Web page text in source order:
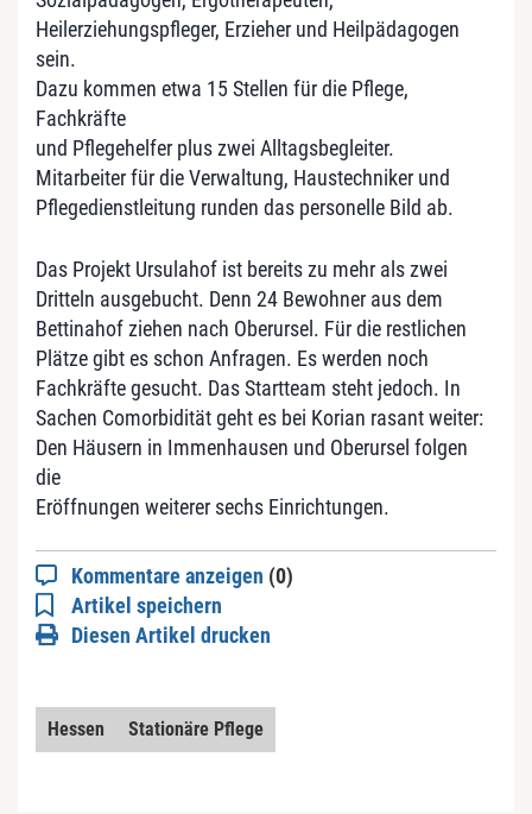
Heilerziehungspfleger, Erzieher und Heilpädagogen
sein.
Dazu kommen etwa 15 Stellen für die Pflege,
Fachkräfte
und Pflegehelfer plus zwei Alltagsbegleiter.
Mitarbeiter für die Verwaltung, Haustechniker und
Pflegedienstleitung runden das personelle Bild ab.
Das Projekt Ursulahof ist bereits zu mehr als zwei
Dritteln ausgebucht. Denn 24 Bewohner aus dem
Bettinahof ziehen nach Oberursel. Für die restlichen
Plätze gibt es schon Anfragen. Es werden noch
Fachkräfte gesucht. Das Startteam steht jedoch. In
Sachen Comorbidität geht es bei Korian rasant weiter:
Den Häusern in Immenhausen und Oberursel folgen
die
Eröffnungen weiterer sechs Einrichtungen.
Kommentare anzeigen (0)
Artikel speichern
Diesen Artikel drucken
Hessen Stationäre Pflege